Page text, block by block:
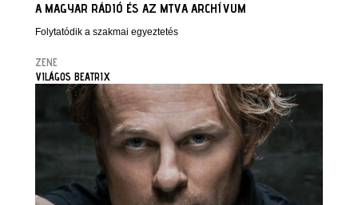
A MAGYAR RÁDIÓ ÉS AZ MTVA ARCHÍVUM
Folytatódik a szakmai egyeztetés
ZENE
VILÁGOS BEATRIX